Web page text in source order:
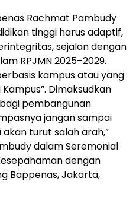
Rachmat Pambudy
tinggi harus adaptif,
sejalan dengan
RPJMN 2025–2029.
kampus atau yang
Dimaksudkan
pembangunan
jangan sampai
turut salah arah,”
dalam Seremonial
dengan
Bappenas, Jakarta,